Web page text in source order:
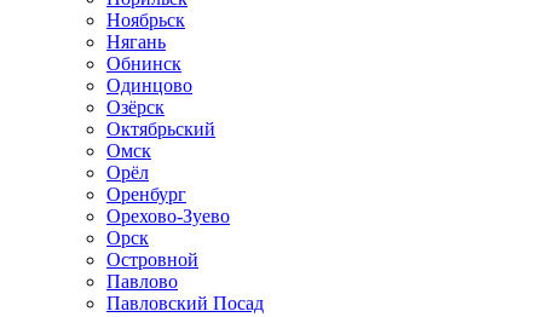
Ноябрьск
Нягань
Обнинск
Одинцово
Озёрск
Октябрьский
Омск
Орёл
Оренбург
Орехово-Зуево
Орск
Островной
Павлово
Павловский Посад